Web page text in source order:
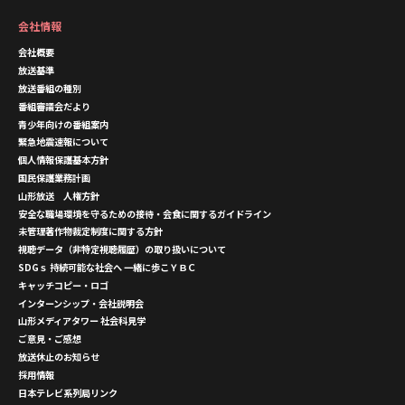
会社情報
会社概要
放送基準
放送番組の種別
番組審議会だより
青少年向けの番組案内
緊急地震速報について
個人情報保護基本方針
国民保護業務計画
山形放送 人権方針
安全な職場環境を守るための接待・会食に関するガイドライン
未管理著作物裁定制度に関する方針
視聴データ（非特定視聴履歴）の取り扱いについて
SDGｓ 持続可能な社会へ 一緒に歩こＹＢＣ
キャッチコピー・ロゴ
インターンシップ・会社説明会
山形メディアタワー 社会科見学
ご意見・ご感想
放送休止のお知らせ
採用情報
日本テレビ系列局リンク